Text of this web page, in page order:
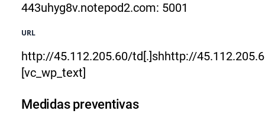
443uhyg8v.notepod2.com: 5001
URL
http://45.112.205.60/td[.]shhttp://
[vc_wp_text]
Medidas preventivas